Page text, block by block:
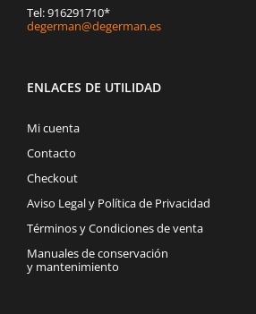
Tel: 916291710*
degerman@degerman.es
ENLACES DE UTILIDAD
Mi cuenta
Contacto
Checkout
Aviso Legal y Política de Privacidad
Términos y Condiciones de venta
Manuales de conservación
y mantenimiento